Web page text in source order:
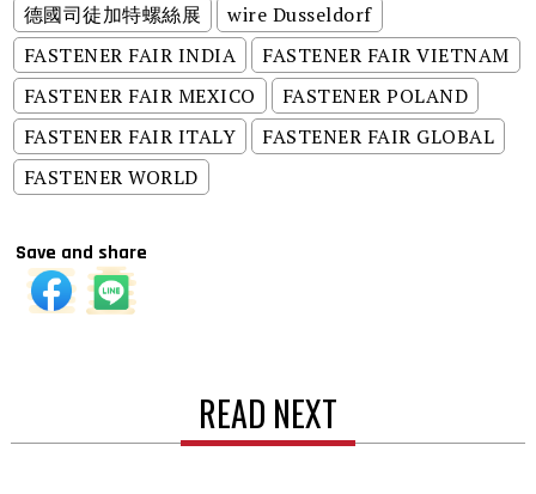
德國司徒加特螺絲展
wire Dusseldorf
FASTENER FAIR INDIA
FASTENER FAIR VIETNAM
FASTENER FAIR MEXICO
FASTENER POLAND
FASTENER FAIR ITALY
FASTENER FAIR GLOBAL
FASTENER WORLD
Save and share
READ NEXT